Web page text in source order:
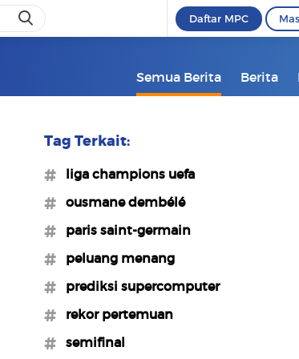
Daftar MPC
Semua Berita Berita
Tag Terkait:
#liga champions uefa
#ousmane dembélé
#paris saint-germain
#peluang menang
#prediksi supercomputer
#rekor pertemuan
#semifinal